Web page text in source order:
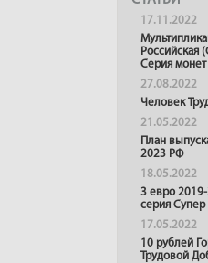
17.11.2022
Российская
Серия монет
27.08.2022
Человек
21.05.2022
План
2023 РФ
18.05.2022
3 евро
серия
17.05.2022
10 рублей
Трудовой